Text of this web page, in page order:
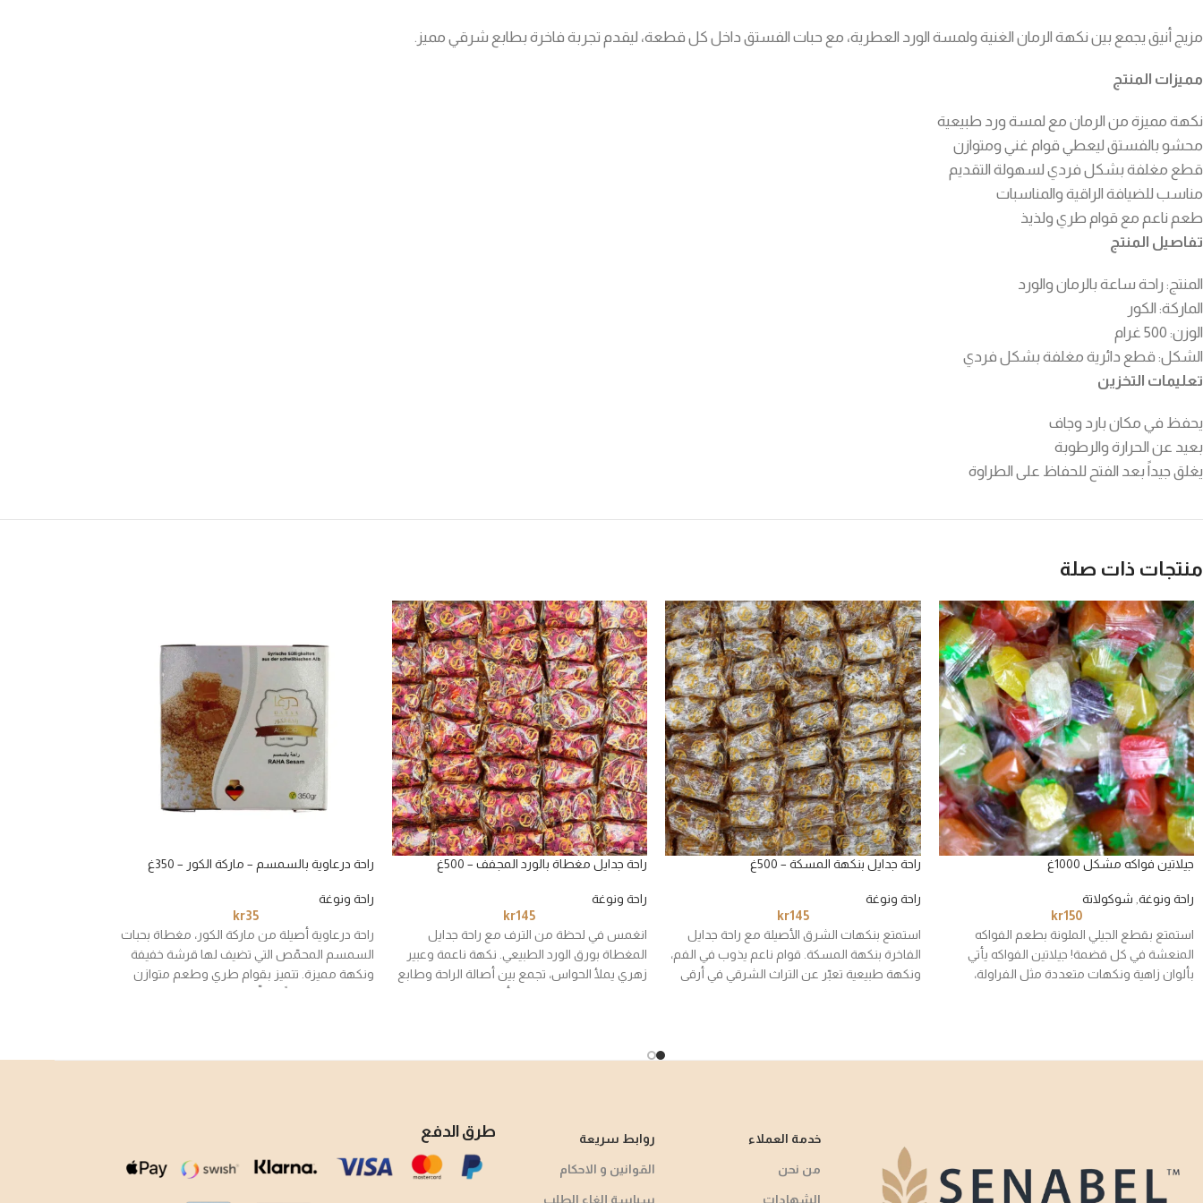
مزيج أنيق يجمع بين نكهة الرمان الغنية ولمسة الورد العطرية، مع حبات الفستق داخل كل قطعة، ليقدم تجربة فاخرة بطابع شرقي مميز.
مميزات المنتج
نكهة مميزة من الرمان مع لمسة ورد طبيعية
محشو بالفستق ليعطي قوام غني ومتوازن
قطع مغلفة بشكل فردي لسهولة التقديم
مناسب للضيافة الراقية والمناسبات
طعم ناعم مع قوام طري ولذيذ
تفاصيل المنتج
المنتج: راحة ساعة بالرمان والورد
الماركة: الكور
الوزن: 500 غرام
الشكل: قطع دائرية مغلفة بشكل فردي
تعليمات التخزين
يحفظ في مكان بارد وجاف
بعيد عن الحرارة والرطوبة
يغلق جيداً بعد الفتح للحفاظ على الطراوة
منتجات ذات صلة
جيلاتين فواكه مشكل 1000غ
راحة ونوغة, شوكولاتة
kr150
استمتع بقطع الجيلي الملونة بطعم الفواكه
المنعشة في كل قضمة! جيلاتين الفواكه يأتي
بألوان زاهية ونكهات متعددة مثل الفراولة،
راحة جدايل بنكهة المسكة – 500غ
راحة ونوغة
kr145
استمتع بنكهات الشرق الأصيلة مع راحة جدايل
الفاخرة بنكهة المسكة. قوام ناعم يذوب في الفم،
ونكهة طبيعية تعبّر عن التراث الشرقي في أرقى
راحة جدايل مغطاة بالورد المجفف – 500غ
راحة ونوغة
kr145
انغمس في لحظة من الترف مع راحة جدايل
المغطاة بورق الورد الطبيعي. نكهة ناعمة وعبير
زهري يملأ الحواس، تجمع بين أصالة الراحة وطابع
راحة درعاوية بالسمسم – ماركة الكور – 350غ
راحة ونوغة
kr35
راحة درعاوية أصيلة من ماركة الكور، مغطاة بحبات
السمسم المحمّص التي تضيف لها قرشة خفيفة
ونكهة مميزة. تتميز بقوام طري وطعم متوازن
خدمة العملاء
من نحن
الشهادات
روابط سريعة
القوانين و الاحكام
سياسة إلغاء الطلب
طرق الدفع